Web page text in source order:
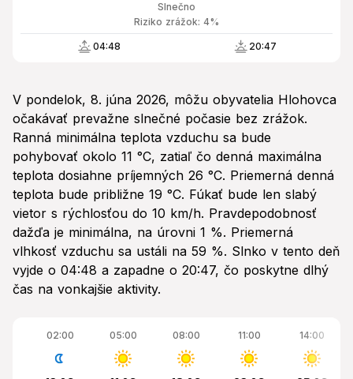
Slnečno
Riziko zrážok: 4%
04:48 20:47
V pondelok, 8. júna 2026, môžu obyvatelia Hlohovca
očakávať prevažne slnečné počasie bez zrážok.
Ranná minimálna teplota vzduchu sa bude
pohybovať okolo 11 °C, zatiaľ čo denná maximálna
teplota dosiahne príjemných 26 °C. Priemerná denná
teplota bude približne 19 °C. Fúkať bude len slabý
vietor s rýchlosťou do 10 km/h. Pravdepodobnosť
dažďa je minimálna, na úrovni 1 %. Priemerná
vlhkosť vzduchu sa ustáli na 59 %. Slnko v tento deň
vyjde o 04:48 a zapadne o 20:47, čo poskytne dlhý
čas na vonkajšie aktivity.
02:00 05:00 08:00 11:00 14:00